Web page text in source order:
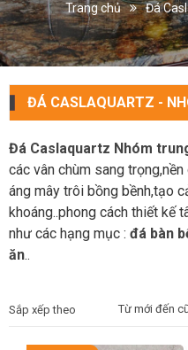
Trang chủ Đá
ĐÁ CASLAQUARTZ -
Đá Caslaquartz Nhóm
các vân chùm sang
áng mây trôi bồng bềnh,tạo
khoáng..phong cách thiết kế
như các hạng mục : đá bàn
ăn..
Sắp xếp theo Từ mới đến